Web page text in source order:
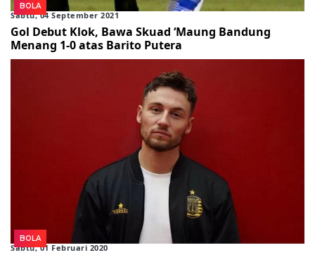
BOLA
Sabtu, 04 September 2021
Gol Debut Klok, Bawa Skuad ‘Maung Bandung
Menang 1-0 atas Barito Putera
BOLA
Sabtu, 01 Februari 2020